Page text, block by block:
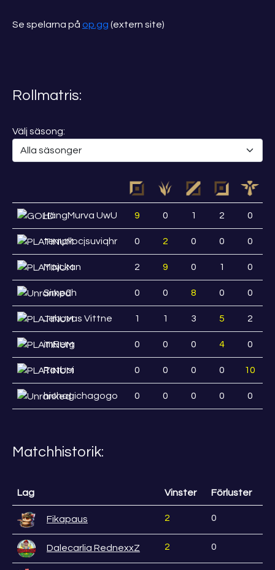
Se spelarna på op.gg (extern site)
Rollmatris:
Välj säsong:
HängMurva UwU 9 0 1 2 0
templlocjsuviqhr 0 2 0 0 0
Majckan 2 9 0 1 0
Simp0h 0 0 8 0 0
Jehovas Vittne 1 1 3 5 2
imBerg 0 0 0 4 0
Ratboi 0 0 0 0 10
hichagichagogo 0 0 0 0 0
Matchhistorik:
Lag Vinster Förluster
Fikapaus 2 0
Dalecarlia RednexxZ 2 0